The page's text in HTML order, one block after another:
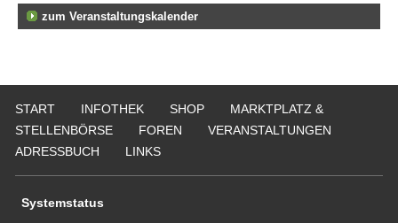
zum Veranstaltungskalender
START INFOTHEK SHOP
MARKTPLATZ &
STELLENBÖRSE
FOREN
VERANSTALTUNGEN
ADRESSBUCH
LINKS
Systemstatus